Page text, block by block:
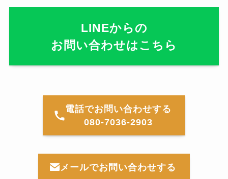
LINEからの
お問い合わせはこちら
電話でお問い合わせする
080-7036-2903
メールでお問い合わせする